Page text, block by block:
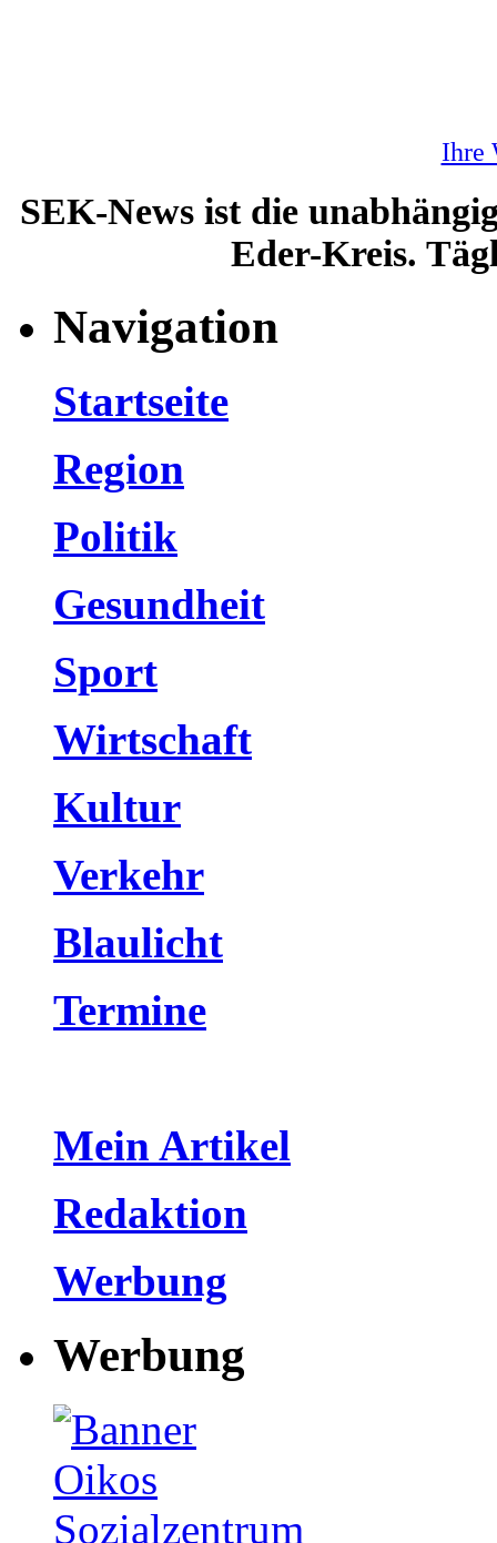
Ihre
SEK-News ist die
Eder-Kreis.
Navigation
Startseite
Region
Politik
Gesundheit
Sport
Wirtschaft
Kultur
Verkehr
Blaulicht
Termine
Mein Artikel
Redaktion
Werbung
Werbung